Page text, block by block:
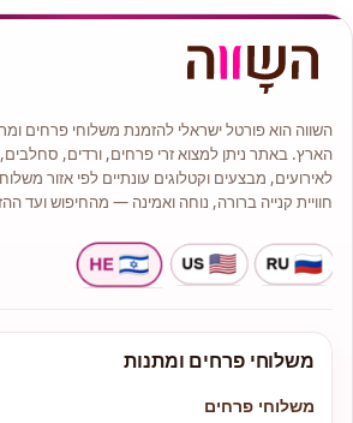
השווה הוא פורטל ישראלי להזמנת משלוחי פרחים
הארץ. באתר ניתן למצוא זרי פרחים, ורדים,
לאירועים, מבצעים וקטלוגים עונתיים לפי אזור
חוויית קנייה ברורה, נוחה ואמינה — מהחיפוש ועד
משלוחי פרחים ומתנות
משלוחי פרחים